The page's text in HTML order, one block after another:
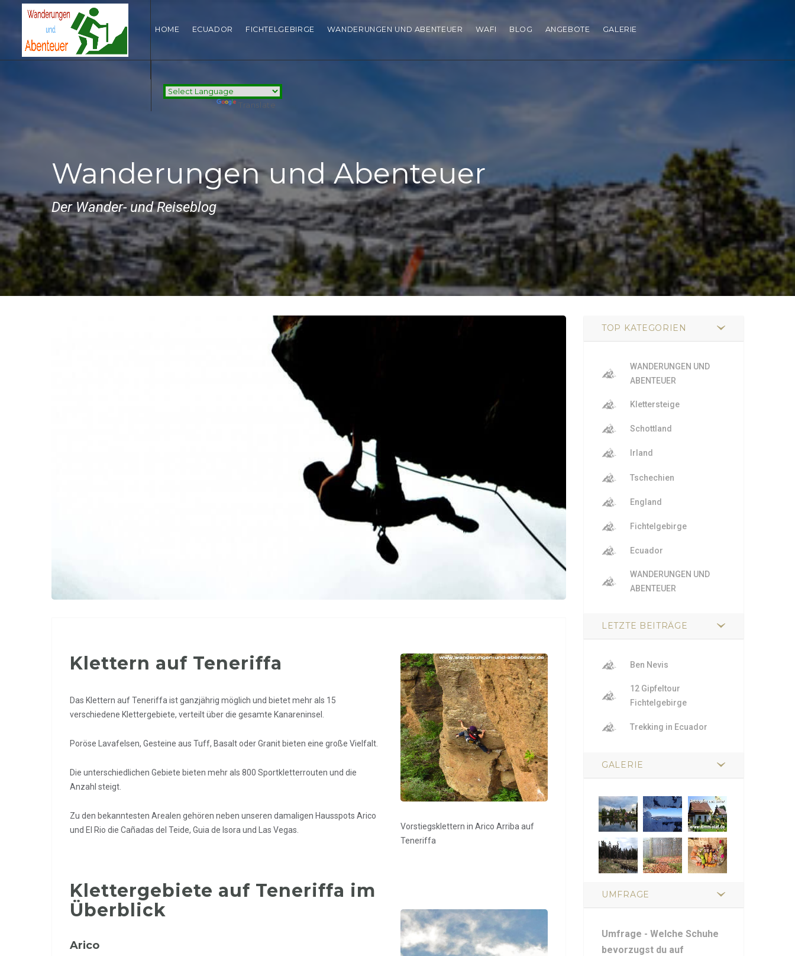
HOME ECUADOR FICHTELGEBIRGE WANDERUNGEN UND ABENTEUER WAFI BLOG ANGEBOTE GALERIE
Translate
Wanderungen und Abenteuer
Der Wander- und Reiseblog
Klettern auf Teneriffa
Das Klettern aufTeneriffa ist ganzjährig möglich und bietet mehr als 15
verschiedene Klettergebiete, verteilt über die gesamte Kanareninsel.
Poröse Lavafelsen, Gesteine aus Tuff, Basalt oder Granit bieten eine große Vielfalt.
Die unterschiedlichen Gebiete bieten mehr als 800 Sportkletterrouten und die
Anzahl steigt.
Zu den bekanntesten Arealen gehören neben unseren damaligen Hausspots Arico
und El Rio die Cañadas del Teide, Guia de Isora und Las Vegas.
Vorstiegsklettern in Arico Arriba auf
Teneriffa
Klettergebiete auf Teneriffa im
Überblick
Arico
TOP KATEGORIEN
WANDERUNGEN UND
ABENTEUER
Klettersteige
Schottland
Irland
Tschechien
England
Fichtelgebirge
Ecuador
WANDERUNGEN UND
ABENTEUER
LETZTE BEITRÄGE
Ben Nevis
12 Gipfeltour
Fichtelgebirge
Trekking in Ecuador
GALERIE
UMFRAGE
Umfrage - Welche Schuhe
bevorzugst du auf